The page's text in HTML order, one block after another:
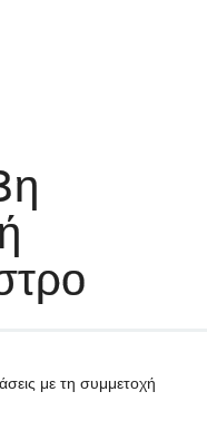
με τη συμμετοχή